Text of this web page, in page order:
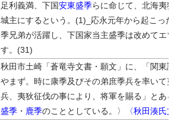
足利義満、下国安東盛季らに命じて、北海夷狄
城主にするという。(1)_応永元年から起こった
季兄弟が活躍し、下国家当主盛季は改めてエゾ
す。(31)
秋田市土崎「蒼竜寺文書・願文」に、「関東諸
やまず。時に康季及びその弟庶季兵を率いて夷
兵、夷狄征伐の事により、将軍を賜る」とある
盛季 ・ 鹿季のこととしている。〉 〈秋田湊氏文